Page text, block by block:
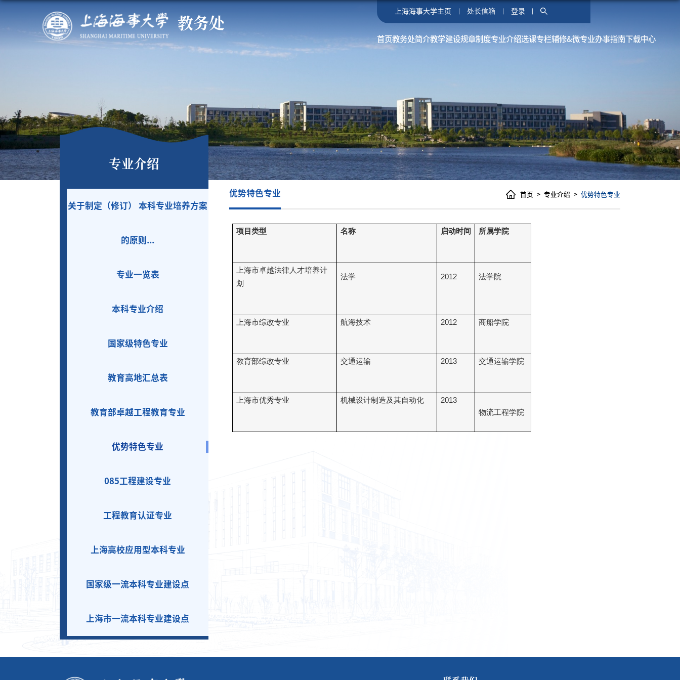
教务处 上海海事大学主页 处长信箱 登录
首页教务处简介教学建设规章制度专业介绍选课专栏辅修&微专业办事指南下载中心
专业介绍
关于制定（修订） 本科专业培养方案
的原则...
专业一览表
本科专业介绍
国家级特色专业
教育高地汇总表
教育部卓越工程教育专业
优势特色专业
085工程建设专业
工程教育认证专业
上海高校应用型本科专业
国家级一流本科专业建设点
上海市一流本科专业建设点
首页 专业介绍 优势特色专业
优势特色专业
项目类型 名称 启动时间 所属学院
上海市卓越法律人才培养计
划
法学 2012 法学院
上海市综改专业 航海技术 2012 商船学院
教育部综改专业 交通运输 2013 交通运输学院
上海市优秀专业 机械设计制造及其自动化
2013
物流工程学院